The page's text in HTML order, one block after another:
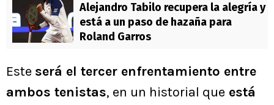
Alejandro Tabilo recupera la alegría y
está a un paso de hazaña para
Roland Garros
Este será el tercer enfrentamiento entre
ambos tenistas, en un historial que está